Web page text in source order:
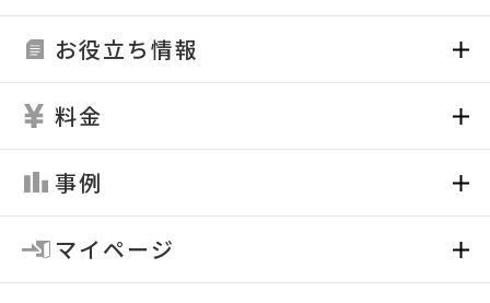
お役立ち情報
料金
事例
マイページ